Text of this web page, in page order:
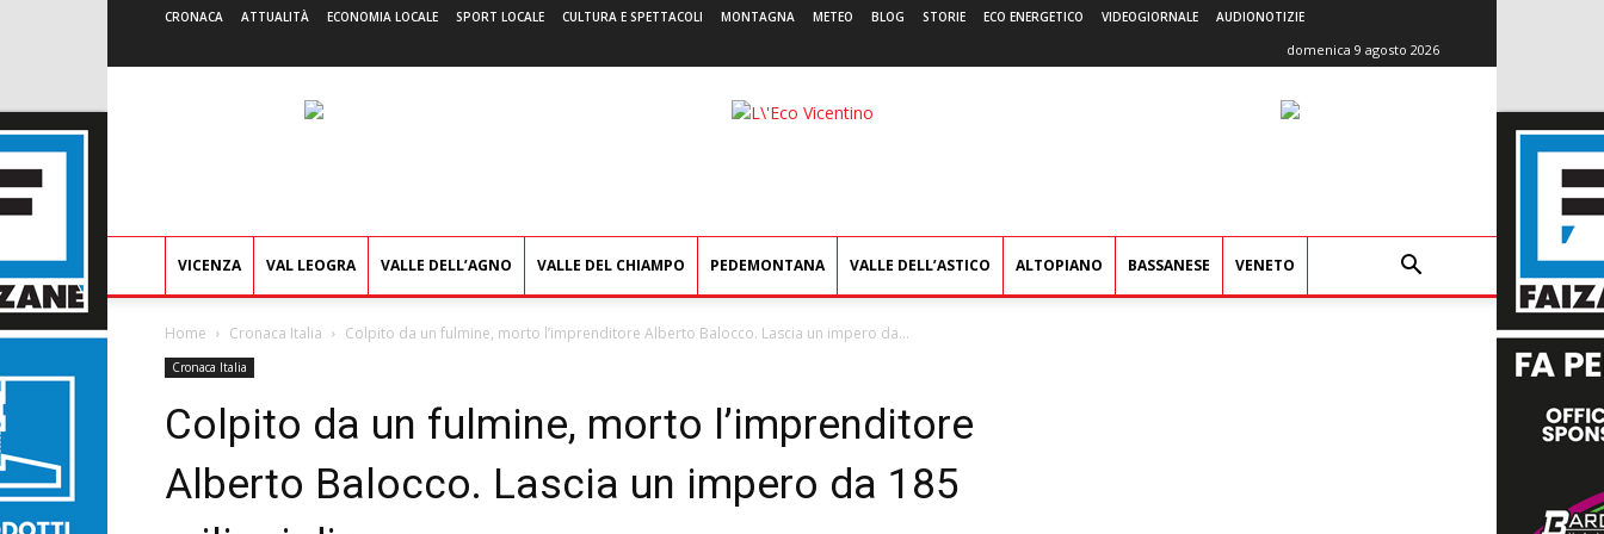
CRONACA ATTUALITÀ ECONOMIA LOCALE SPORT LOCALE CULTURA E SPETTACOLI MONTAGNA METEO BLOG STORIE ECO ENERGETICO VIDEOGIORNALE AUDIONOTIZIE
domenica 9 agosto 2026
L'Eco
VICENZA VAL LEOGRA VALLE DELL’AGNO VALLE DEL CHIAMPO PEDEMONTANA VALLE DELL’ASTICO ALTOPIANO BASSANESE VENETO
Home Cronaca Italia Colpito da un fulmine, morto l’imprenditore Alberto Balocco. Lascia un impero da...
Cronaca Italia
Colpito da un fulmine, morto l’imprenditore
Alberto Balocco. Lascia un impero da 185